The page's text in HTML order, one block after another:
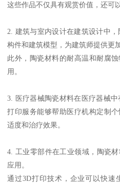
这些作品不仅具有观赏价值，还可
2. 建筑与室内设计在建筑设计中
构件和建筑模型，为建筑师提供更
此外，陶瓷材料的耐高温和耐腐
用。
3. 医疗器械陶瓷材料在医疗器械
打印服务能够帮助医疗机构定制
适度和治疗效果。
4. 工业零部件在工业领域，陶瓷
应用。
通过3D打印技术，企业可以快速